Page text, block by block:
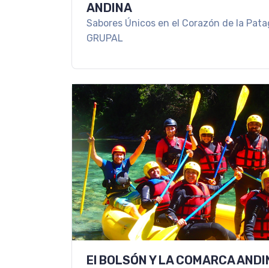
ANDINA
Sabores Únicos en el Corazón de la
GRUPAL
El BOLSÓN Y LA COMARCA